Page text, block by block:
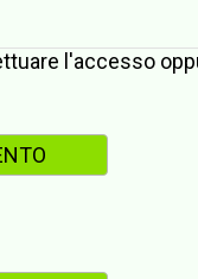
l'accesso